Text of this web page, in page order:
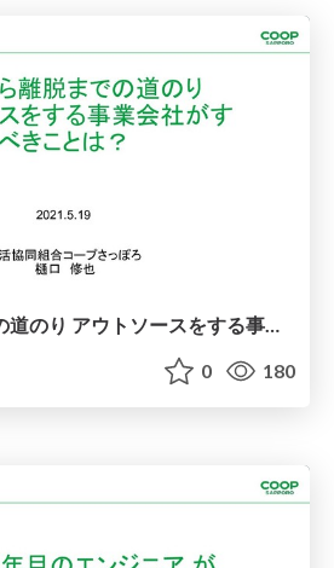
混沌から離脱までの道のり アウトソースをする事業会社がすべきことは？
0 180